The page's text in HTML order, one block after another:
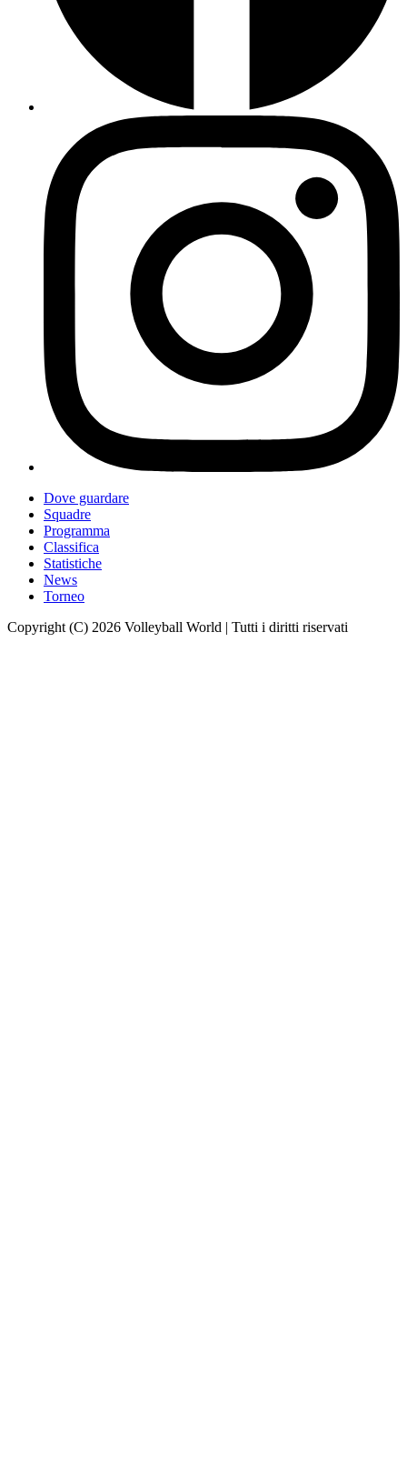
Dove guardare
Squadre
Programma
Classifica
Statistiche
News
Torneo
Copyright (C) 2026 Volleyball World | Tutti i diritti riservati